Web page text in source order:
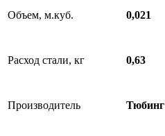
Объем, м.куб. 0,021
Расход стали, кг 0,63
Производитель Тюбинг